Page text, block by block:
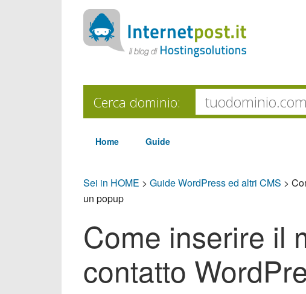
Cerca dominio:
Home Guide
Sei in HOME > Guide WordPress ed altri CMS >
un popup
Come inserire il
contatto